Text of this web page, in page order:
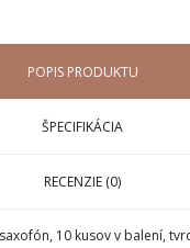
POPIS PRODUKTU
ŠPECIFIKÁCIA
RECENZIE (0)
10 kusov v balení,